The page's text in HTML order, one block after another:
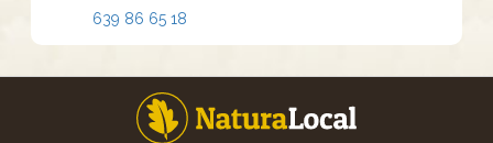
639 86 65 18